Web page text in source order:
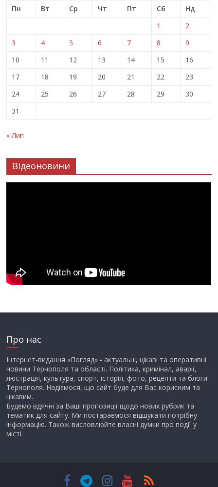
Пн
Вт Ср Чт Пт Сб
Нд
1
2
3
4 5 6 7 8
9
10
11 12 13 14 15
16
17
18 19 20 21 22
23
24
25 26 27 28 29
30
31
« Лип
Відеоновини
Про нас
Інтернет-видання «Погляд» - актуальні, цікаві та оперативні
новини Тернополя та області. Політика, кримінал, аварії,
люстрація, культура, спорт, історія, фото, рецепти та блоги
Тернополя. Надіємося, що сайт буде для Вас корисним та
цікавим.
Будемо вдячні за Ваші пропозиції щодо нових рубрик та
тематик для сайту. Ми постараємося відшукати потрібну
інформацію. Також висловлюйте власні думки про події у
місті.